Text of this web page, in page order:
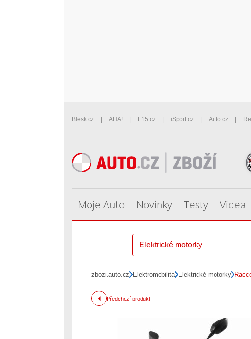
Blesk.cz AHA! E15.cz iSport.cz Auto.cz
Moje Auto Novinky Testy Videa
Elektrické motorky
zbozi.auto.cz Elektromobilita Elektrické motorky
Předchozí produkt